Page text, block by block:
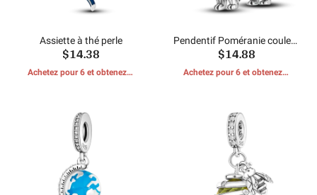
Assiette à thé perle
$14.38
Achetez pour 6 et obtenez 1
Pendentif Poméranie couleur
argent
$14.88
Achetez pour 6 et obtenez 1